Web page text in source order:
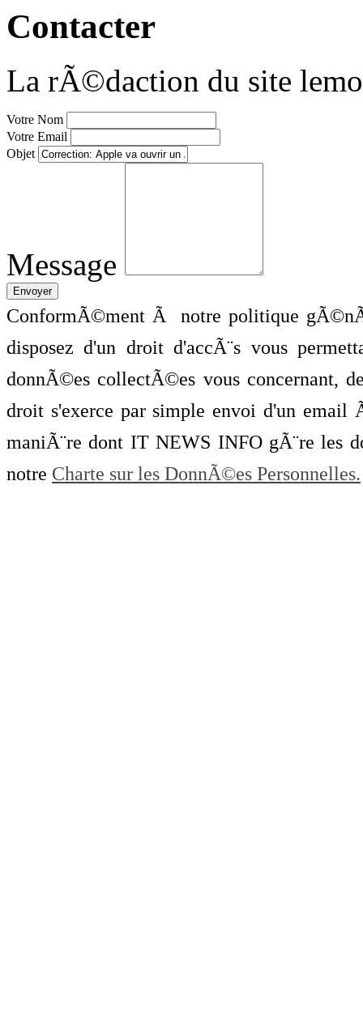
Contacter
La rÃ©daction du site
Votre Nom
Votre Email
Objet
Message
ConformÃ©ment Ã notre politique
disposez d'un droit d'accÃ¨s vous
donnÃ©es collectÃ©es vous concernant,
droit s'exerce par simple envoi d'un
maniÃ¨re dont IT NEWS INFO gÃ¨re les
notre Charte sur les DonnÃ©es Personnelles.